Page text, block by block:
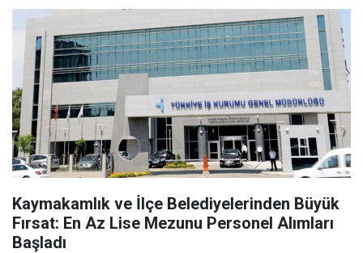
Kaymakamlık ve İlçe Belediyelerinden Büyük
Fırsat: En Az Lise Mezunu Personel Alımları
Başladı